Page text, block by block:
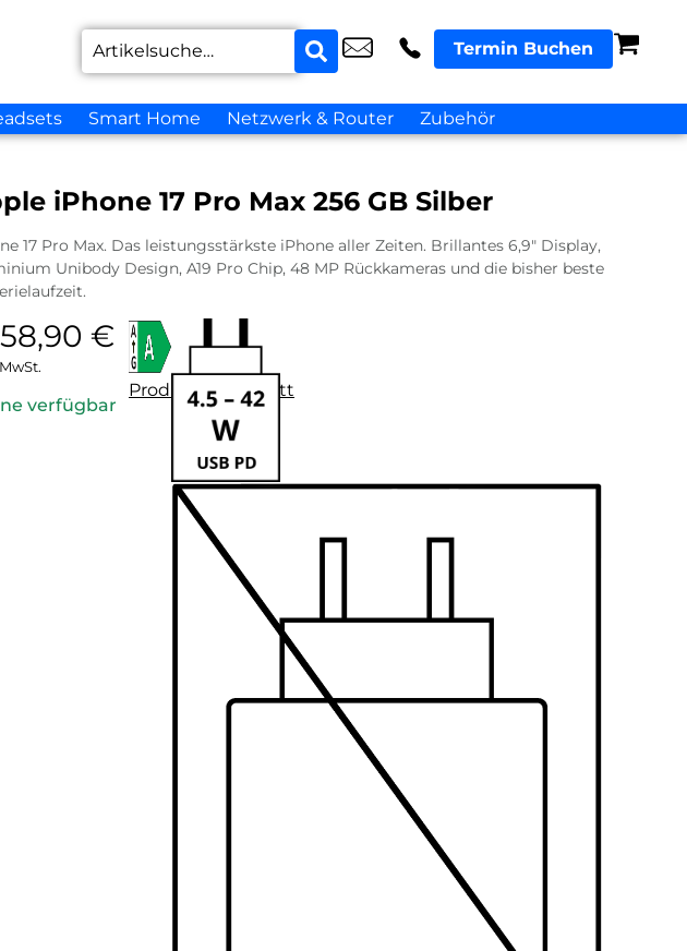
Termin Buchen
Smart Home Netzwerk & Router Zubehör
iPhone 17 Pro Max 256 GB Silber
17 Pro Max. Das leistungsstärkste iPhone aller Zeiten. Brillantes 6,9″ Display,
Unibody Design, A19 Pro Chip, 48 MP Rückkameras und die bisher beste
€
verfügbar
Produktdatenblatt